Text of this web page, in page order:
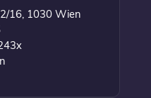
16, 1030 Wien